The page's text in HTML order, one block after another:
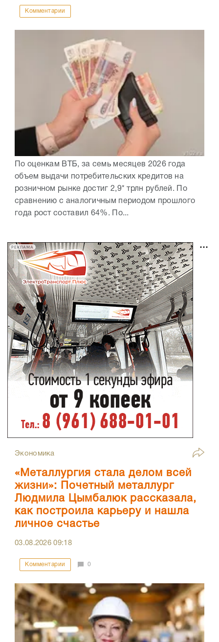
Комментарии
По оценкам ВТБ, за семь месяцев 2026 года
объем выдачи потребительских кредитов на
розничном рынке достиг 2,9* трлн рублей. По
сравнению с аналогичным периодом прошлого
года рост составил 64%. По...
РЕКЛАМА
Экономика
«Металлургия стала делом всей
жизни»: Почетный металлург
Людмила Цымбалюк рассказала,
как построила карьеру и нашла
личное счастье
03.08.202609:18
Комментарии 0